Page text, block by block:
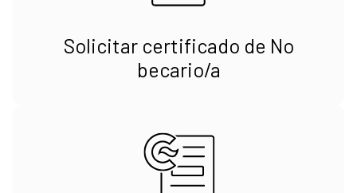
Solicitar certificado de No
becario/a